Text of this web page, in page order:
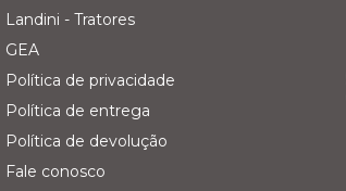
Landini - Tratores
GEA
Política de privacidade
Política de entrega
Política de devolução
Fale conosco